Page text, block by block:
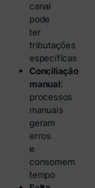
canal
pode
ter
tributações
específicas
Conciliação
manual:
processos
manuais
geram
erros
e
consomem
tempo